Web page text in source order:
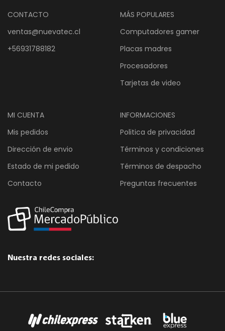
CONTACTO
ventas@nuevatec.cl
+56931788182
MÁS POPULARES
Computadores gamer
Placas madres
Procesadores
Tarjetas de video
MI CUENTA
Mis pedidos
Dirección de envio
Estado de mi pedido
Contacto
INFORMACIONES
Politica de privacidad
Términos y condiciones
Términos de despacho
Preguntas frecuentes
Nuestra redes sociales: